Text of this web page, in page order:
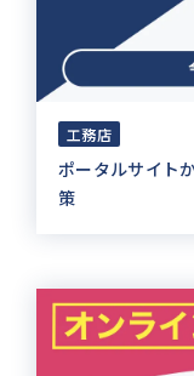
工務店
ポータルサイト
策